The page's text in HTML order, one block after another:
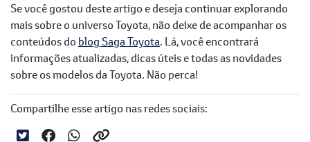
Se você gostou deste artigo e deseja continuar explorando
mais sobre o universo Toyota, não deixe de acompanhar os
conteúdos do blog Saga Toyota. Lá, você encontrará
informações atualizadas, dicas úteis e todas as novidades
sobre os modelos da Toyota. Não perca!
Compartilhe esse artigo nas redes sociais: